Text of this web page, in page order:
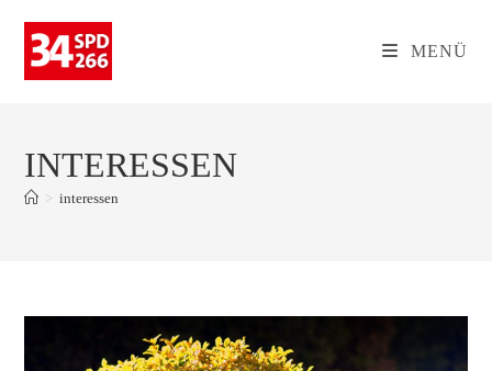
Inhalt
springen
MENÜ
INTERESSEN
> interessen